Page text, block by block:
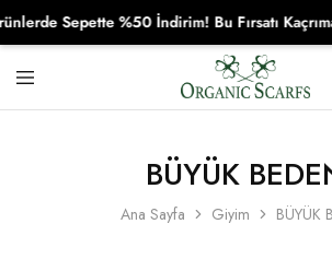
Organikscarf
Ana Sayfa Giyim BÜYÜK
BÜYÜK
Sepette %50 İndirim! Bu Fırsatı